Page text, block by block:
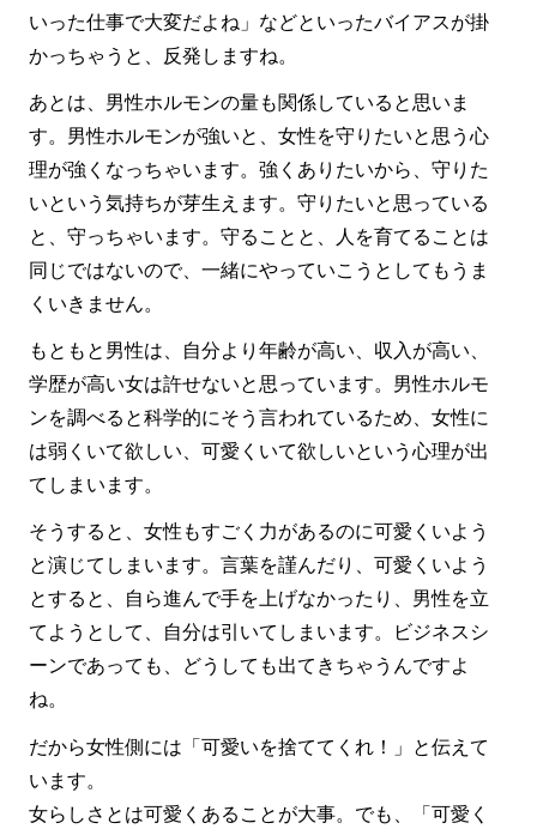
いった仕事で大変だよね」などといったバイアスが掛
かっちゃうと、反発しますね。
あとは、男性ホルモンの量も関係していると思いま
す。男性ホルモンが強いと、女性を守りたいと思う心
理が強くなっちゃいます。強くありたいから、守りた
いという気持ちが芽生えます。守りたいと思っている
と、守っちゃいます。守ることと、人を育てることは
同じではないので、一緒にやっていこうとしてもうま
くいきません。
もともと男性は、自分より年齢が高い、収入が高い、
学歴が高い女は許せないと思っています。男性ホルモ
ンを調べると科学的にそう言われているため、女性に
は弱くいて欲しい、可愛くいて欲しいという心理が出
てしまいます。
そうすると、女性もすごく力があるのに可愛くいよう
と演じてしまいます。言葉を謹んだり、可愛くいよう
とすると、自ら進んで手を上げなかったり、男性を立
てようとして、自分は引いてしまいます。ビジネスシ
ーンであっても、どうしても出てきちゃうんですよ
ね。
だから女性側には「可愛いを捨ててくれ！」と伝えて
います。
女らしさとは可愛くあることが大事。でも、「可愛く